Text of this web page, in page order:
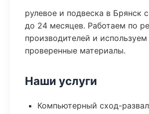
рулевое и подвеска в Брянск
до 24 месяцев. Работаем по
производителей и используем
проверенные материалы.
Наши услуги
Компьютерный сход-развал